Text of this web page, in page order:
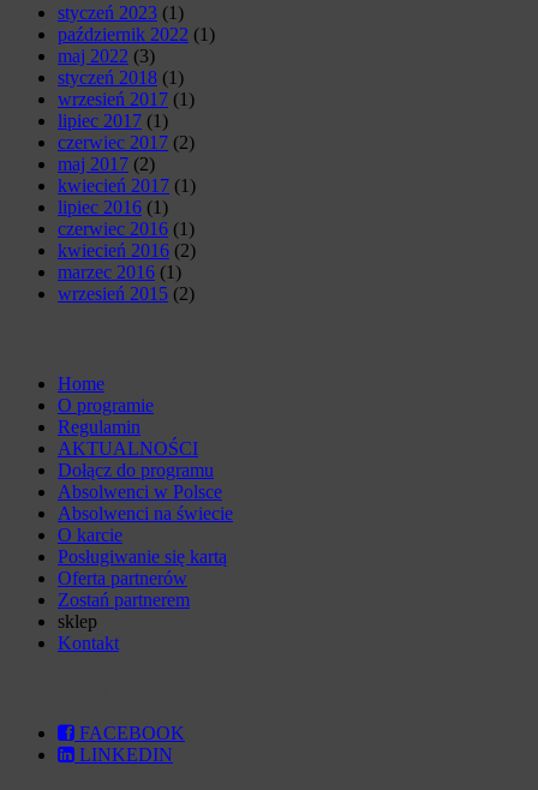
styczeń 2023 (1)
październik 2022 (1)
maj 2022 (3)
styczeń 2018 (1)
wrzesień 2017 (1)
lipiec 2017 (1)
czerwiec 2017 (2)
maj 2017 (2)
kwiecień 2017 (1)
lipiec 2016 (1)
czerwiec 2016 (1)
kwiecień 2016 (2)
marzec 2016 (1)
wrzesień 2015 (2)
Home
O programie
Regulamin
AKTUALNOŚCI
Dołącz do programu
Absolwenci w Polsce
Absolwenci na świecie
O karcie
Posługiwanie się kartą
Oferta partnerów
Zostań partnerem
sklep
Kontakt
FACEBOOK
LINKEDIN